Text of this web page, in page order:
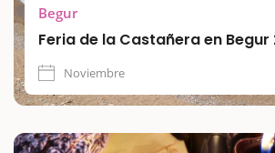
Begur
Feria de la Castañera en Begur
Noviembre